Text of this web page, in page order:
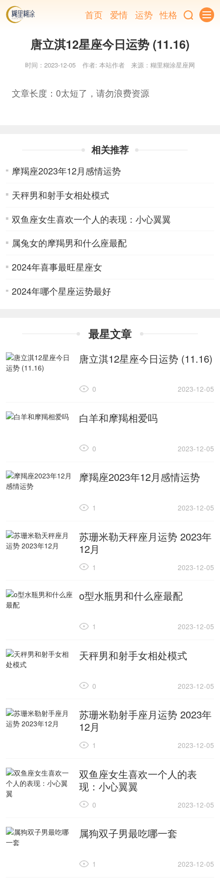
首页 爱情 运势 性格
唐立淇12星座今日运势 (11.16)
时间：2023-12-05 作者: 本站作者 来源：糊里糊涂星座网
文章长度：0太短了，请勿浪费资源
相关推荐
摩羯座2023年12月感情运势
天秤男和射手女相处模式
双鱼座女生喜欢一个人的表现：小心翼翼
属兔女的摩羯男和什么座最配
2024年喜事最旺星座女
2024年哪个星座运势最好
最星文章
唐立淇12星座今日运势 (11.16)
2023-12-05
0
白羊和摩羯相爱吗
2023-12-05
0
摩羯座2023年12月感情运势
2023-12-05
1
苏珊米勒天秤座月运势 2023年
12月
2023-12-05
1
o型水瓶男和什么座最配
2023-12-05
1
天秤男和射手女相处模式
2023-12-05
0
苏珊米勒射手座月运势 2023年
12月
2023-12-05
1
双鱼座女生喜欢一个人的表
现：小心翼翼
2023-12-05
0
属狗双子男最吃哪一套
2023-12-05
1